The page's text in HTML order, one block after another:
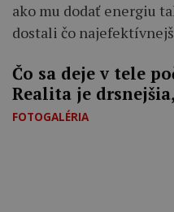
ako mu dodať energiu
dostali čo
Čo sa deje v tele
Realita je
FOTOGALÉRIA